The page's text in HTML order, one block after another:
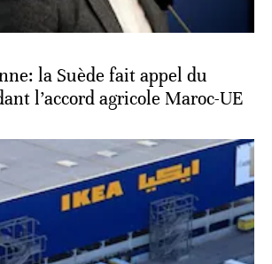
la Suède fait appel du
l’accord agricole Maroc-UE